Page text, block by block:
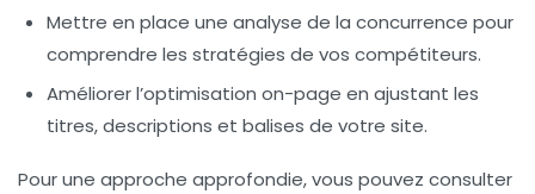
Mettre en place une analyse de la concurrence pour
comprendre les stratégies de vos compétiteurs.
Améliorer l’optimisation on-page en ajustant les
titres, descriptions et balises de votre site.
Pour une approche approfondie, vous pouvez consulter